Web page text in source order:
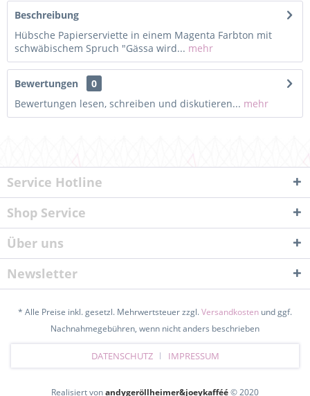
Beschreibung
Hübsche Papierserviette in einem Magenta Farbton mit
schwäbischem Spruch "Gässa wird... mehr
Bewertungen
0
Bewertungen lesen, schreiben und diskutieren... mehr
Service Hotline
Shop Service
Über uns
Newsletter
* Alle Preise inkl. gesetzl. Mehrwertsteuer zzgl.Versandkosten und ggf.
Nachnahmegebühren, wenn nicht anders beschrieben
DATENSCHUTZ IMPRESSUM
Realisiert vonandygeröllheimer&joeykafféé© 2020